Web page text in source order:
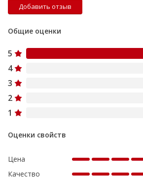
Добавить отзыв
Общие оценки
5
4
3
2
1
Оценки свойств
Цена
Качество